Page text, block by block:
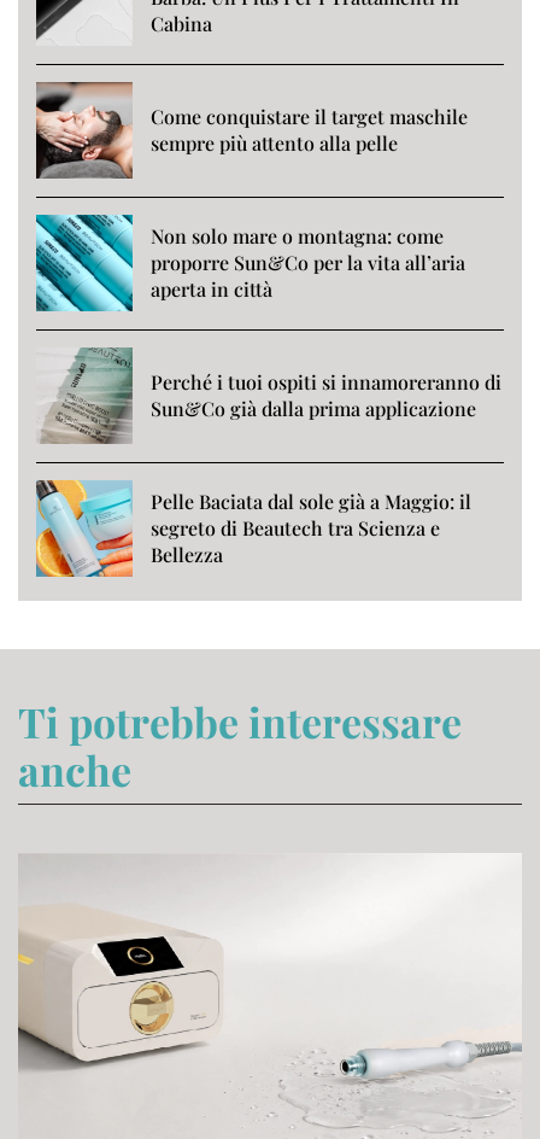
Cabina
Come conquistare il target maschile
sempre più attento alla pelle
Non solo mare o montagna: come
proporre Sun&Co per la vita all’aria
aperta in città
Perché i tuoi ospiti si innamoreranno di
Sun&Co già dalla prima applicazione
Pelle Baciata dal sole già a Maggio: il
segreto di Beautech tra Scienza e
Bellezza
Ti potrebbe interessare
anche